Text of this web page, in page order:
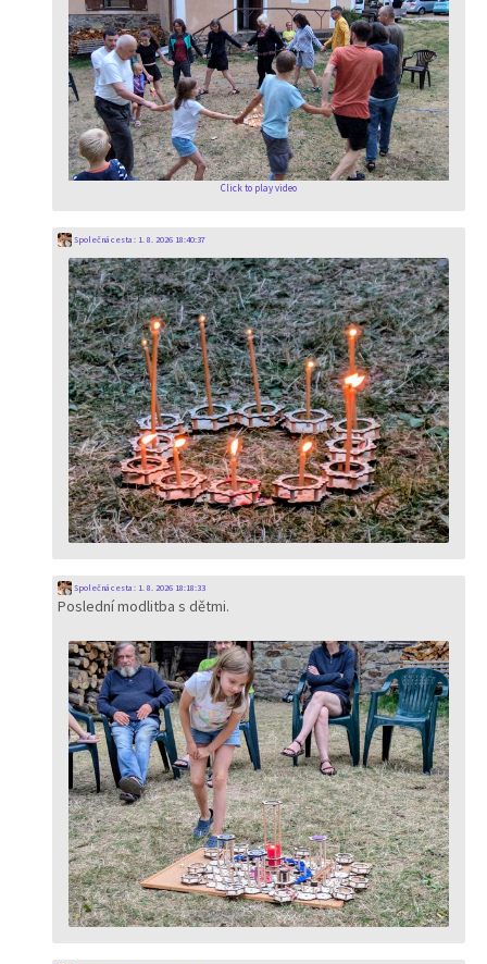
Click to play video
Společná cesta: 1. 8. 2026 18:40:37
Společná cesta: 1. 8. 2026 18:18:33
Poslední modlitba s dětmi.